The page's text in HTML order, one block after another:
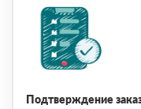
Подтверждение